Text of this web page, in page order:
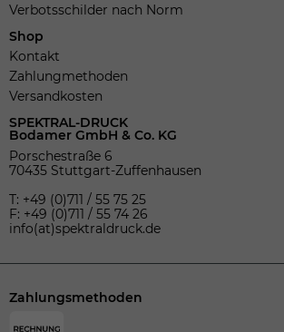
Verbotsschilder nach Norm
Shop
Kontakt
Zahlungmethoden
Versandkosten
SPEKTRAL-DRUCK
Bodamer GmbH & Co. KG
Porschestraße 6
70435 Stuttgart-Zuffenhausen
T: +49 (0)711 / 55 75 25
F: +49 (0)711 / 55 74 26
info(at)spektraldruck.de
Zahlungsmethoden